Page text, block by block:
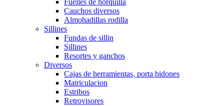
Fuelles de horquilla
Cauchos diversos
Almohadillas rodilla
Sillines
Fundas de sillin
Sillines
Resortes y ganchos
Diversos
Cajas de herramientas, porta bidones
Matriculacion
Estribos
Retrovisores